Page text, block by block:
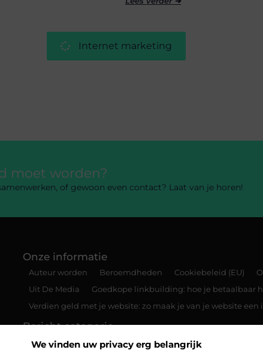
We vinden uw privacy erg belangrijk
Internet marketing
moet worden?
of gewoon even contact? Laat van je horen!
Onze informatie
Auteur worden Beroemdheden Cookiebeleid (EU)
Uit De Media
Goedkope linkbuilding: hoe je betaalbaar
Verdien geld met je website: zo maak je van je website
Bericht categorie